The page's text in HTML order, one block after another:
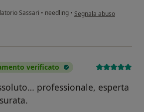
Sassari • needling • secondo l'opinione
Segnala abuso
verificato
professionale, esperta